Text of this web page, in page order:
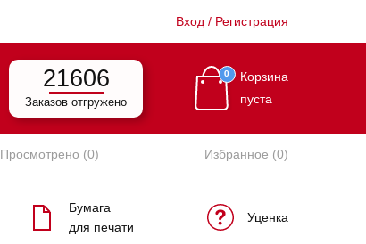
Вход / Регистрация
21606
Заказов отгружено
0
Корзина
пуста
Просмотрено (0) Избранное (0)
Бумага
для печати
Уценка